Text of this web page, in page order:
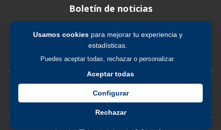
Usamos cookiespara mejorar tu experiencia y
estadísticas.
Puedes aceptar todas, rechazar o personalizar.
Aceptar todas
Configurar
Rechazar
Boletín de noticias
Suscribirse
Avíso legal | Política de privacidad | Política de cookies